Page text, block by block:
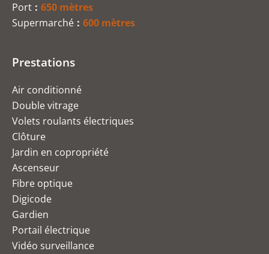
Port
650 mètres
Supermarché
600 mètres
Prestations
Air conditionné
Double vitrage
Volets roulants électriques
Clôture
Jardin en copropriété
Ascenseur
Fibre optique
Digicode
Gardien
Portail électrique
Vidéo surveillance